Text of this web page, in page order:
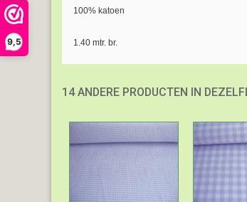
9,5
100% katoen
1.40 mtr. br.
14 ANDERE PRODUCTEN IN